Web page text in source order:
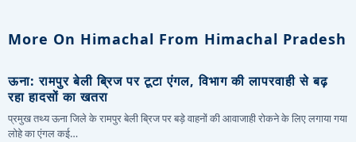
More On Himachal From Himachal Pradesh
ऊना: रामपुर बेली ब्रिज पर टूटा एंगल, विभाग की लापरवाही से बढ़
रहा हादसों का खतरा
प्रमुख तथ्य ऊना जिले के रामपुर बेली ब्रिज पर बड़े वाहनों की आवाजाही रोकने के लिए लगाया गया
लोहे का एंगल कई…